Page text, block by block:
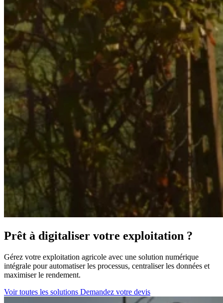
Prêt à digitaliser votre exploitation ?
Gérez votre exploitation agricole avec une solution numérique
intégrale pour automatiser les processus, centraliser les données et
maximiser le rendement.
Voir toutes les solutions Demandez votre devis